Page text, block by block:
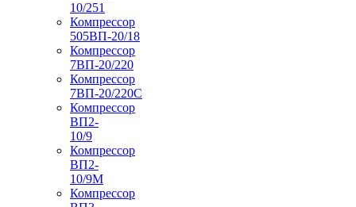
10/251
Компрессор
505ВП-20/18
Компрессор
7ВП-20/220
Компрессор
7ВП-20/220С
Компрессор
ВП2-
10/9
Компрессор
ВП2-
10/9М
Компрессор